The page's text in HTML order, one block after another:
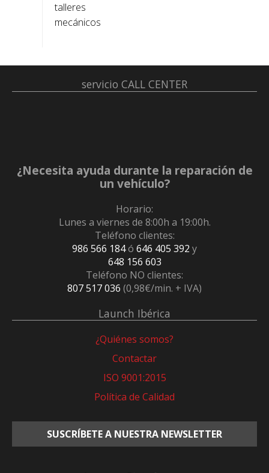
talleres
mecánicos
servicio CALL CENTER
¿Necesita ayuda durante la reparación de
un vehículo?
Horario:
Lunes a viernes de 8:00h a 19:00h.
Teléfono clientes:
986 566 184ó 646 405 392 y
648 156 603
Teléfono NO clientes:
807 517 036 (0,98€/min. + IVA)
Launch Ibérica
¿Quiénes somos?
Contactar
ISO 9001:2015
Política de Calidad
SUSCRÍBETE A NUESTRA NEWSLETTER